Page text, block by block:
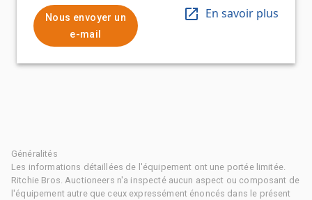
Nous envoyer un
e-mail
En savoir plus
Généralités
Les informations détaillées de l'équipement ont une portée limitée.
Ritchie Bros. Auctioneers n'a inspecté aucun aspect ou composant de
l'équipement autre que ceux expressément énoncés dans le présent